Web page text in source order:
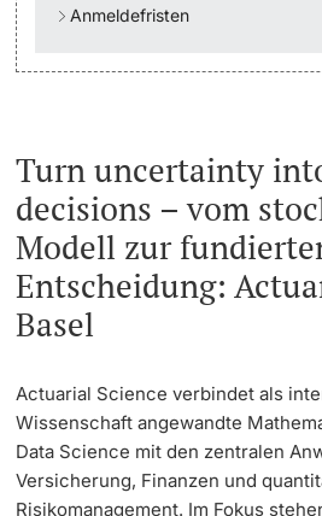
Militär- & Zivildienst
Beratungswegweiser
Langes Studium
Lernen & Lehren
KI in Studium und Lehre
Digitales Lernen
Sprachenzentrum
Anmeldefristen
Turn uncertainty
decisions – vom
Modell zur
Entscheidung:
Basel
Actuarial Science verbindet als
Wissenschaft angewandte
Data Science mit den zentralen
Versicherung, Finanzen und
Risikomanagement. Im Fokus